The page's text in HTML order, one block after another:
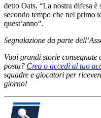
detto Oats. “La nostra difesa
secondo tempo che nel primo
quest’anno”.
Segnalazione da parte
Vuoi grandi storie
posta? Crea o accedi al tuo
squadre e giocatori per
giorno!